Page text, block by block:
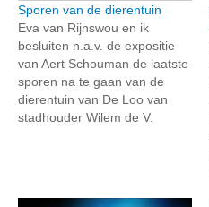
Sporen van de dierentuin
Eva van Rijnswou en ik
besluiten n.a.v. de expositie
van Aert Schouman de laatste
sporen na te gaan van de
dierentuin van De Loo van
stadhouder Wilem de V.